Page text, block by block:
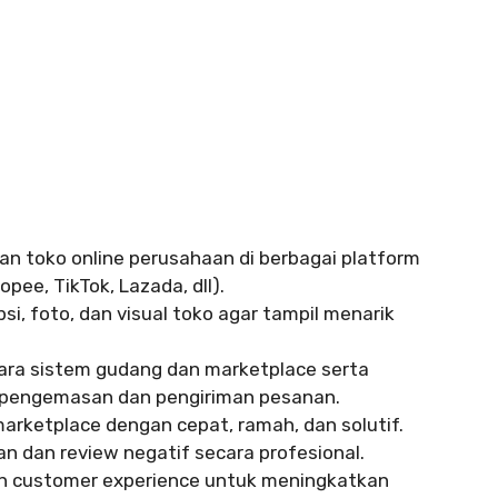
toko online perusahaan di berbagai platform
TikTok, Lazada, dll).
foto, dan visual toko agar tampil menarik
sistem gudang dan marketplace serta
dan pengiriman pesanan.
dengan cepat, ramah, dan solutif.
dan review negatif secara profesional.
customer experience untuk meningkatkan